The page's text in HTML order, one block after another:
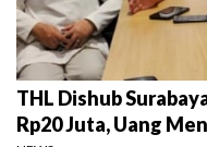
THL Dishub
Rp20 Juta, Uang